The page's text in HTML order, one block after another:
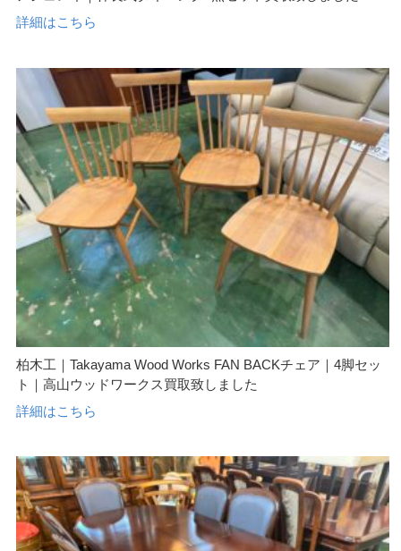
詳細はこちら
柏木工｜Takayama Wood Works FAN BACKチェア｜4脚セッ
ト｜高山ウッドワークス買取致しました
詳細はこちら